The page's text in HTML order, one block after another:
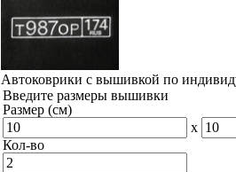
Автоковрики с вышивкой по
Введите размеры вышивки
Размер (см)
x
Кол-во